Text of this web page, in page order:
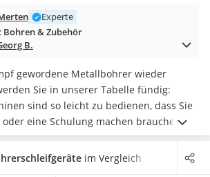
Elektrostart
Experte
Bohren & Zubehör
B.
gewordene Metallbohrer wieder
Sie in unserer Tabelle fündig:
sind so leicht zu bedienen, dass Sie
eine Schulung machen brauchen.
nicht schwerer als ein Bleistiftanspitzer
präzise Bohrer braucht, der
im Vergleich